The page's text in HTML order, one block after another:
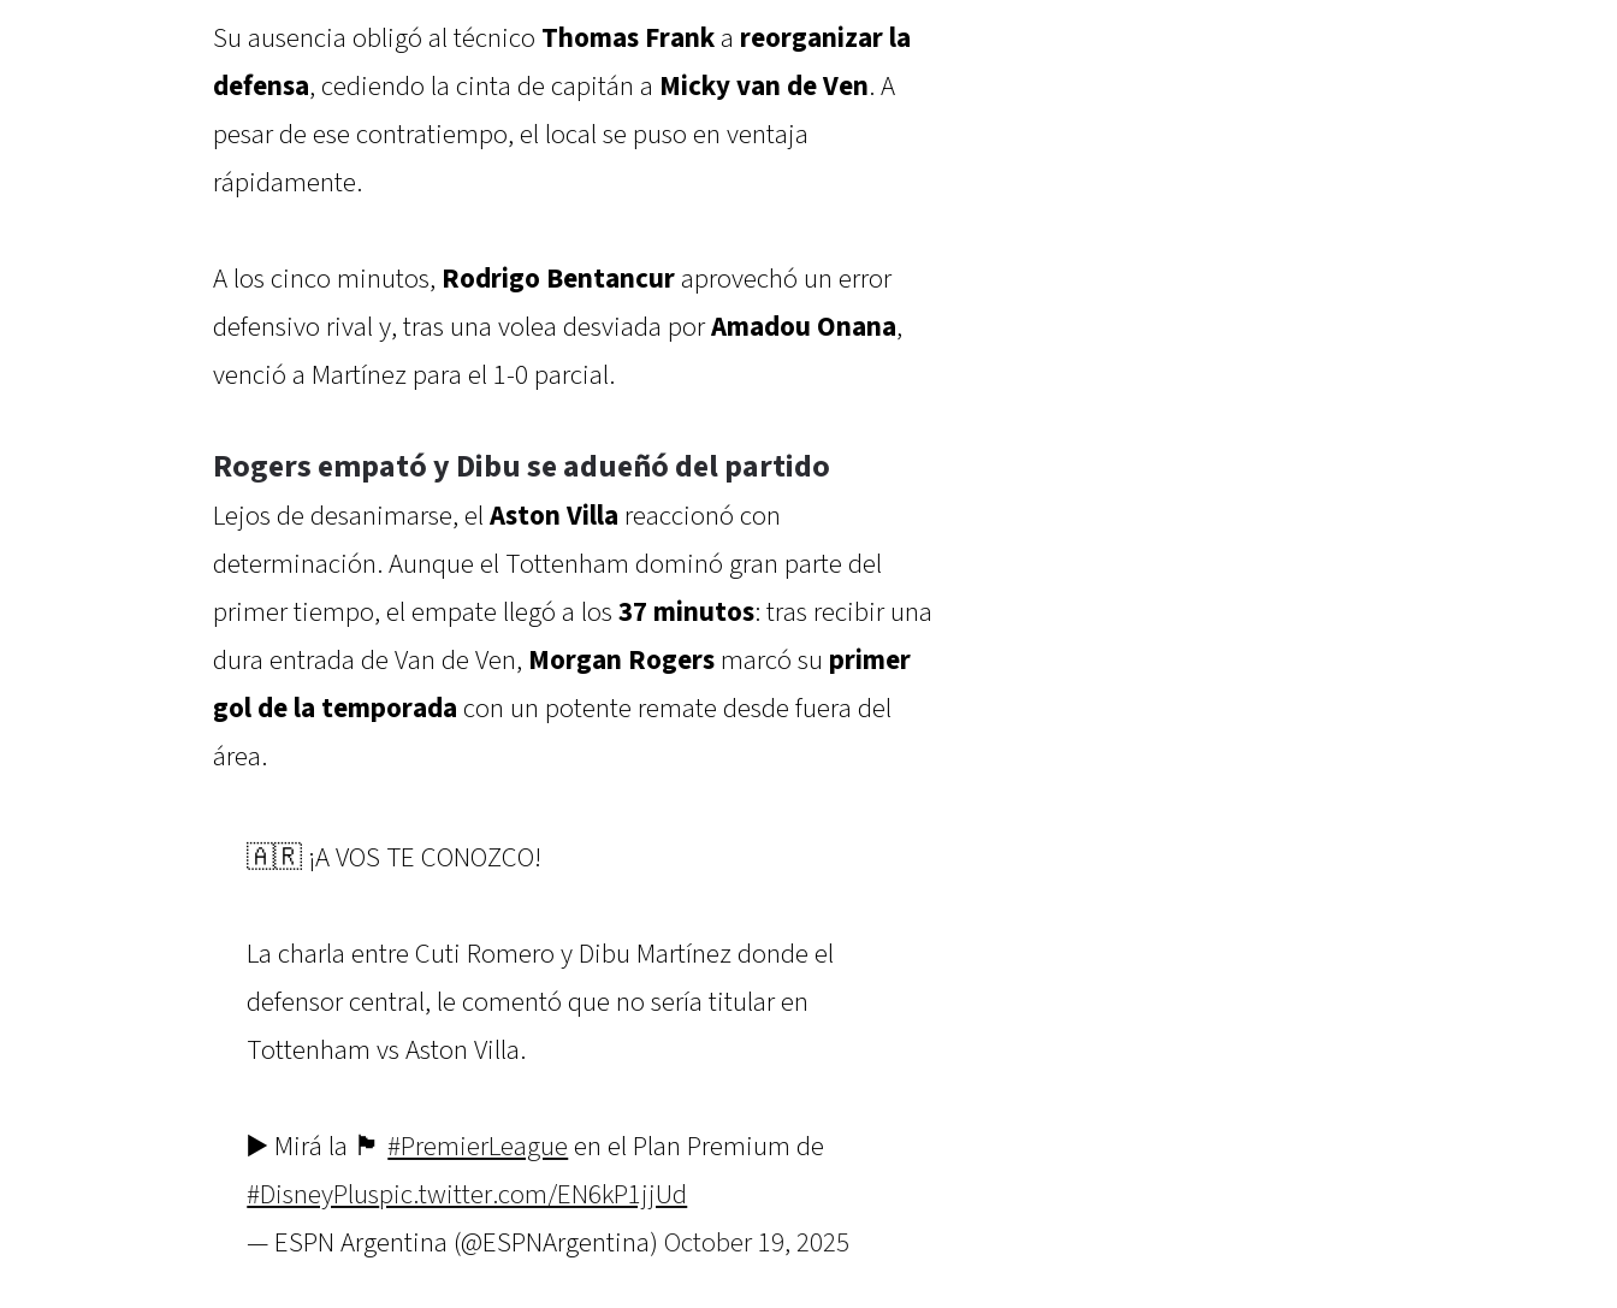
Su ausencia obligó al técnico Thomas Frank a reorganizar la
defensa, cediendo la cinta de capitán a Micky van de Ven. A
pesar de ese contratiempo, el local se puso en ventaja
rápidamente.
A los cinco minutos, Rodrigo Bentancur aprovechó un error
defensivo rival y, tras una volea desviada porAmadou Onana,
venció a Martínez para el 1-0 parcial.
Rogers empató y Dibu se adueñó del partido
Lejos de desanimarse, el Aston Villa reaccionó con
determinación. Aunque el Tottenham dominó gran parte del
primer tiempo, el empate llegó a los 37 minutos: tras recibir una
dura entrada de Van de Ven, Morgan Rogers marcó su primer
gol de la temporada con un potente remate desde fuera del
área.
🇦🇷 ¡A VOS TE CONOZCO!
La charla entre Cuti Romero y Dibu Martínez donde el
defensor central, le comentó que no sería titular en
Tottenham vs Aston Villa.
▶️ Mirá la 🏴󠁧󠁢󠁥󠁮󠁧󠁿#PremierLeague en el Plan Premium de
#DisneyPluspic.twitter.com/EN6kP1jjUd
— ESPN Argentina (@ESPNArgentina)October 19, 2025